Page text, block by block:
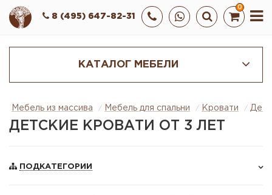
0
8 (495) 647-82-31
КАТАЛОГ МЕБЕЛИ
Мебель из массива Мебель для спальни Кровати
ДЕТСКИЕ КРОВАТИ ОТ 3 ЛЕТ
ПОДКАТЕГОРИИ